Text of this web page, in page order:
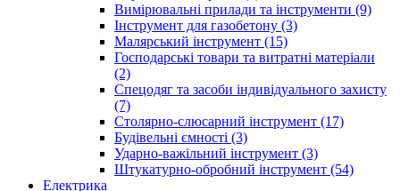
Вимірювальні прилади та інструменти (9)
Інструмент для газобетону (3)
Малярський інструмент (15)
Господарські товари та витратні матеріали
(2)
Спецодяг та засоби індивідуального захисту
(7)
Столярно-слюсарний інструмент (17)
Будівельні ємності (3)
Ударно-важільний інструмент (3)
Штукатурно-обробний інструмент (54)
Електрика